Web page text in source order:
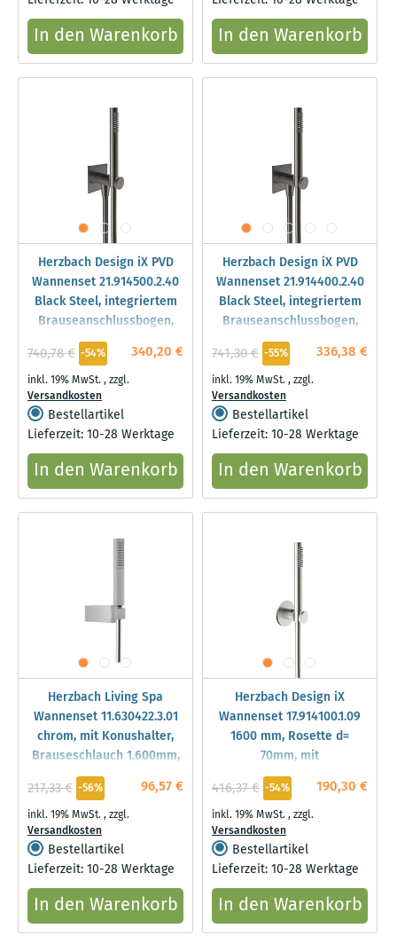
In den Warenkorb In den Warenkorb
Herzbach Design iX PVD
Wannenset 21.914500.2.40
Black Steel, integriertem
Brauseanschlussbogen,
Brauseschlauch 1.600mm
340,20 €
740,78 € -54%
inkl. 19% MwSt.,zzgl.
Versandkosten
Bestellartikel
Lieferzeit: 10-28 Werktage
In den Warenkorb
Herzbach Design iX PVD
Wannenset 21.914400.2.40
Black Steel, integriertem
Brauseanschlussbogen,
Brauseschlauch 1.250mm
336,38 €
741,30 € -55%
inkl. 19% MwSt.,zzgl.
Versandkosten
Bestellartikel
Lieferzeit: 10-28 Werktage
In den Warenkorb
Herzbach Living Spa
Wannenset 11.630422.3.01
chrom, mit Konushalter,
Brauseschlauch 1.600mm,
square
96,57 €
217,33 € -56%
inkl. 19% MwSt.,zzgl.
Versandkosten
Bestellartikel
Lieferzeit: 10-28 Werktage
In den Warenkorb
Herzbach Design iX
Wannenset 17.914100.1.09
1600 mm, Rosette d=
70mm, mit
Stabhandbrause, Edelstahl
gebürstet 190,30 €
416,37 € -54%
inkl. 19% MwSt.,zzgl.
Versandkosten
Bestellartikel
Lieferzeit: 10-28 Werktage
In den Warenkorb